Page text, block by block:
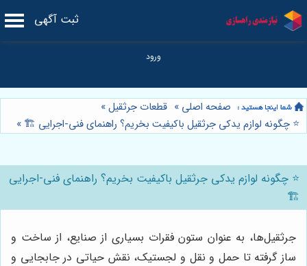
ثبت آگهی
صفحه اصلی » قطعات جرثقیل»
⭐️ چگونه لوازم یدکی جرثقیل باکیفیت بخریم؟ راهنمای فنی-اجرایی 🏗️ »
⭐️ چگونه لوازم یدکی جرثقیل باکیفیت بخریم؟ راهنمای فنی-اجرایی
🏗️
جرثقیل‌ها، به عنوان ستون فقرات بسیاری از صنایع، از ساخت و
ساز گرفته تا حمل و نقل و لجستیک، نقش حیاتی در جابجایی و